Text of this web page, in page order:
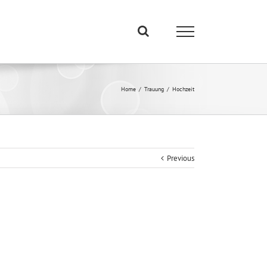
Home / Trauung / Hochzeit
Previous